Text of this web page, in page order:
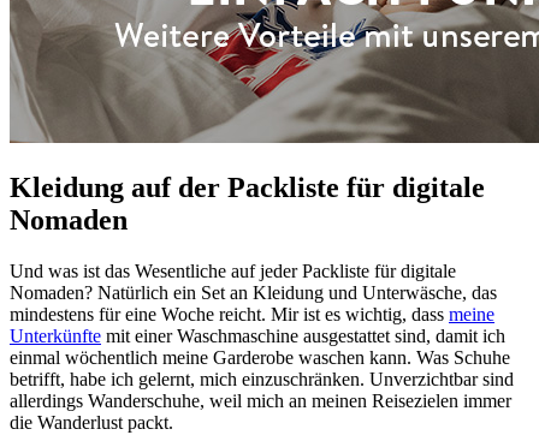
Kleidung auf der Packliste für digitale
Nomaden
Und was ist das Wesentliche auf jeder Packliste für digitale
Nomaden? Natürlich ein Set an Kleidung und Unterwäsche, das
mindestens für eine Woche reicht. Mir ist es wichtig, dass meine
Unterkünfte mit einer Waschmaschine ausgestattet sind, damit ich
einmal wöchentlich meine Garderobe waschen kann. Was Schuhe
betrifft, habe ich gelernt, mich einzuschränken. Unverzichtbar sind
allerdings Wanderschuhe, weil mich an meinen Reisezielen immer
die Wanderlust packt.